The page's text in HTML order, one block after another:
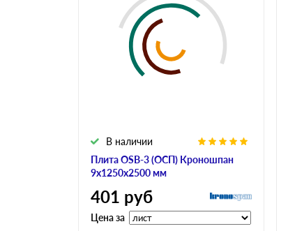
Плита OSB-3 (ОСП) Кроношпан
9х1250х2500 мм
В наличии
401 руб
Цена за